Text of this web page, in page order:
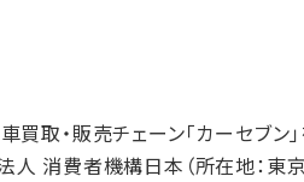
取・販売チェーン「カーセブン
消費者機構日本（所在地：東